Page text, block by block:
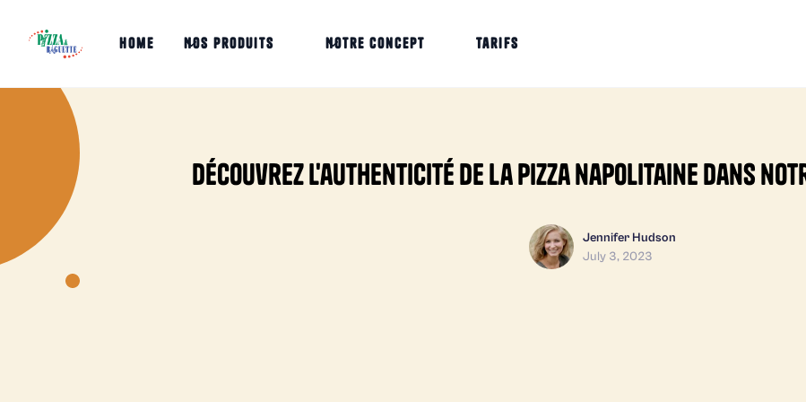
home Nos produits Notre concept Tarifs
Découvrez l'authenticité de la pizza napolitaine dans
Jennifer Hudson
July 3, 2023